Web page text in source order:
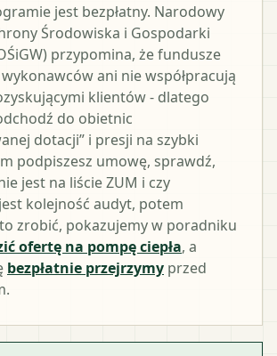
jest bezpłatny. Narodowy
Środowiska i Gospodarki
przypomina, że fundusze
ani nie współpracują
klientów - dlatego
do obietnic
dotacji” i presji na szybki
podpiszesz umowę, sprawdź,
jest na liście ZUM i czy
kolejność audyt, potem
zrobić, pokazujemy w poradniku
ofertę na pompę ciepła, a
bezpłatnie przejrzymy przed